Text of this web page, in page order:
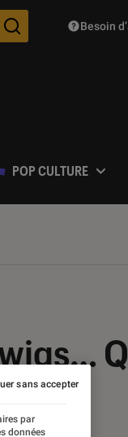
Des suggestions
Besoin
POP CULTURE
par
données
sans accepter